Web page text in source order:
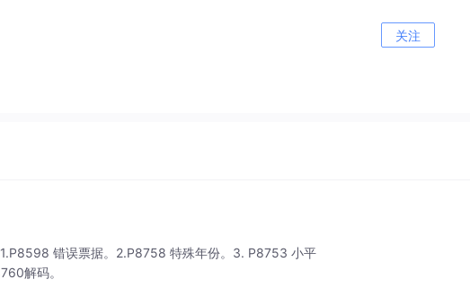
关注
错误票据。2.P8758 特殊年份。3. P8753 小平
解码。